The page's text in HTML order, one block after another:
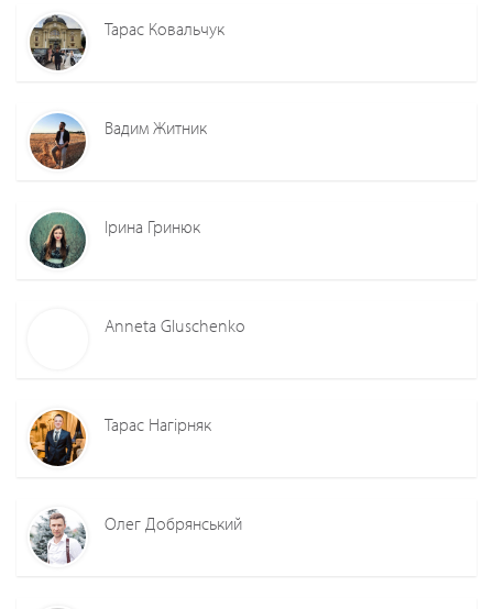
Тарас Ковальчук
Вадим Житник
Ірина Гринюк
Anneta Gluschenko
Тарас Нагірняк
Олег Добрянський